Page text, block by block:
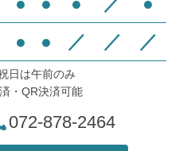
● ● ／ ／ ／
日は午前のみ
・QR決済可能
072-878-2464